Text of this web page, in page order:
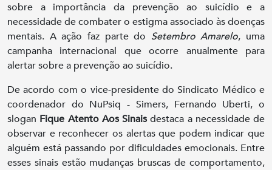
sobre a importância da prevenção ao suicídio e a
necessidade de combater o estigma associado às doenças
mentais. A ação faz parte do Setembro Amarelo, uma
campanha internacional que ocorre anualmente para
alertar sobre a prevenção ao suicídio.
De acordo com o vice-presidente do Sindicato Médico e
coordenador do NuPsiq - Simers, Fernando Uberti, o
slogan Fique Atento Aos Sinais destaca a necessidade de
observar e reconhecer os alertas que podem indicar que
alguém está passando por dificuldades emocionais. Entre
esses sinais estão mudanças bruscas de comportamento,